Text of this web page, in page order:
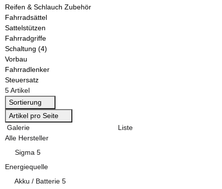
Reifen & Schlauch Zubehör
Fahrradsättel
Sattelstützen
Fahrradgriffe
Schaltung (4)
Vorbau
Fahrradlenker
Steuersatz
5 Artikel
Sortierung
Artikel pro Seite
Galerie
Liste
Alle Hersteller
Sigma 5Artikel gefunden
Energiequelle
Akku / Batterie 5Artikel gefunden